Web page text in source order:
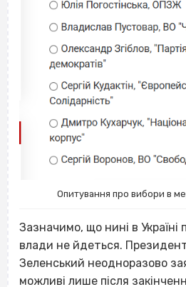
Опитування про вибори в
Зазначимо, що нині в
влади не йдеться.
Зеленський неодноразово
можливі лише після